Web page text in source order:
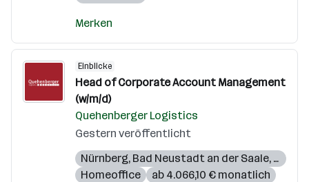
Merken
Einblicke
Head of Corporate Account Management
(w/m/d)
Quehenberger Logistics
Gestern veröffentlicht
Nürnberg, Bad Neustadt an der Saale,
Homeoffice
ab 4.066,10 € monatlich